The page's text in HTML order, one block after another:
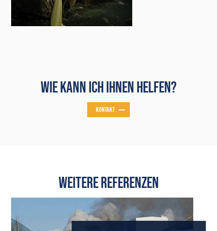
WIE KANN ICH IHNEN HELFEN?
KONTAKT
WEITERE REFERENZEN